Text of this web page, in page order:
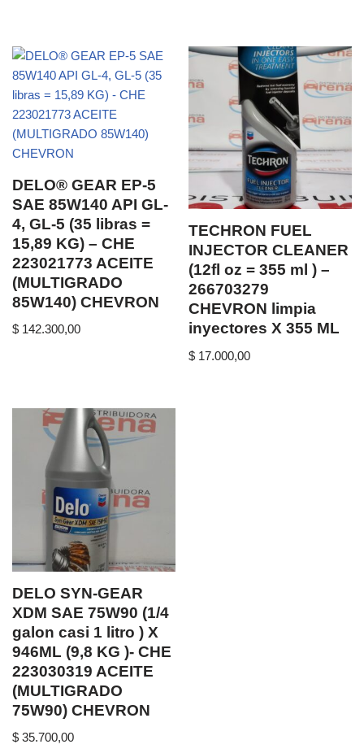
DELO® GEAR EP-5
SAE 85W140 API GL-
4, GL-5 (35 libras =
15,89 KG) – CHE
223021773 ACEITE
(MULTIGRADO
85W140) CHEVRON
$ 142.300,00
TECHRON FUEL
INJECTOR CLEANER
(12fl oz = 355 ml ) –
266703279
CHEVRON limpia
inyectores X 355 ML
$ 17.000,00
DELO SYN-GEAR
XDM SAE 75W90 (1/4
galon casi 1 litro ) X
946ML (9,8 KG )- CHE
223030319 ACEITE
(MULTIGRADO
75W90) CHEVRON
$ 35.700,00